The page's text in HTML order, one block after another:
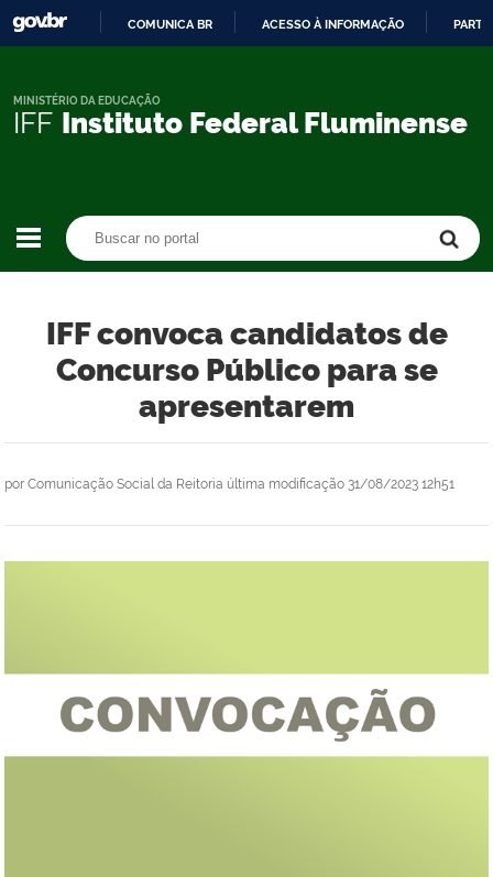
CONTEÚDO
COMUNICA BR ACESSO À INFORMAÇÃO
IFF Instituto Federal Fluminense
MINISTÉRIO DA EDUCAÇÃO
IFF convoca candidatos de
Concurso Público para se
apresentarem
por Comunicação Social da Reitoria última modificação 31/08/2023 12h51